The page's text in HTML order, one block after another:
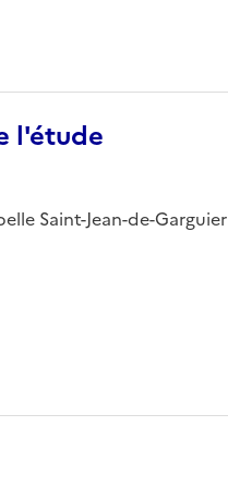
l'étude
Saint-Jean-de-Garguier